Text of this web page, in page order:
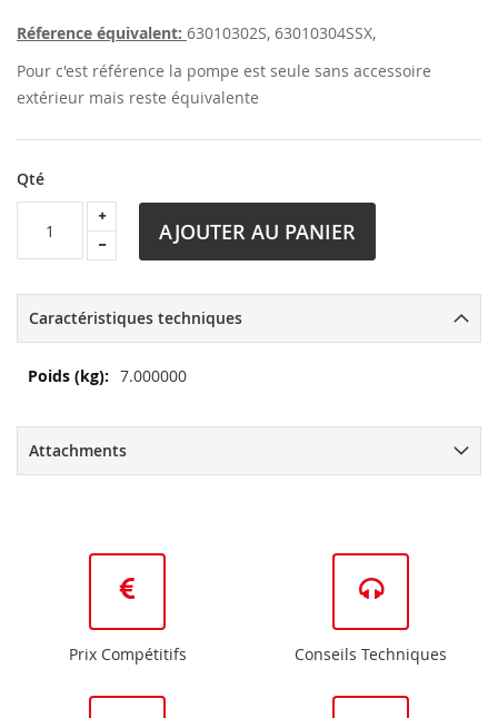
Réference équivalent: 63010302S, 63010304SSX,
Pour c'est référence la pompe est seule sans accessoire
extérieur mais reste équivalente
Qté
AJOUTER AU PANIER
Caractéristiques techniques
Plus
7.000000
Attachments
Prix Compétitifs Conseils Techniques